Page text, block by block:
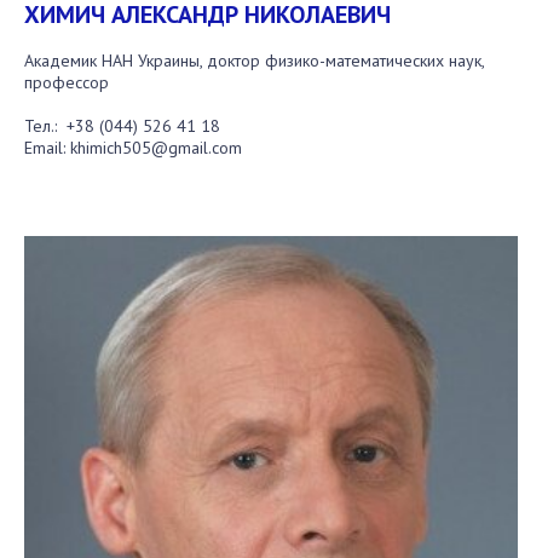
Абитуруентам
Контакты
Новости
ХИМИЧ АЛЕКСАНДР НИКОЛАЕВИЧ
Академик НАН Украины, доктор физико-математических наук,
профессор
Тел.: +38 (044) 526 41 18
Email: khimich505@gmail.com